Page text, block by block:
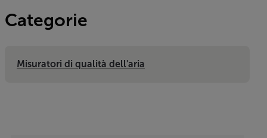
Categorie
Misuratori di qualità dell'aria